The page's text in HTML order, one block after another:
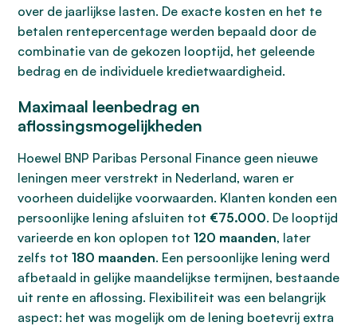
over de jaarlijkse lasten. De exacte kosten en het te
betalen rentepercentage werden bepaald door de
combinatie van de gekozen looptijd, het geleende
bedrag en de individuele kredietwaardigheid.
Maximaal leenbedrag en
aflossingsmogelijkheden
Hoewel BNP Paribas Personal Finance geen nieuwe
leningen meer verstrekt in Nederland, waren er
voorheen duidelijke voorwaarden. Klanten konden een
persoonlijke lening afsluiten tot €75.000. De looptijd
varieerde en kon oplopen tot 120 maanden, later
zelfs tot 180 maanden. Een persoonlijke lening werd
afbetaald in gelijke maandelijkse termijnen, bestaande
uit rente en aflossing. Flexibiliteit was een belangrijk
aspect: het was mogelijk om de lening boetevrij extra